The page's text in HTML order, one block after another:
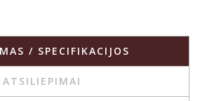
/ SPECIFIKACIJOS
ATSILIEPIMAI